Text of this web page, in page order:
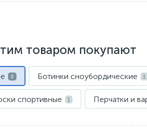
товаром покупают
8 Ботинки сноубордические 1
спортивные 1 Перчатки и